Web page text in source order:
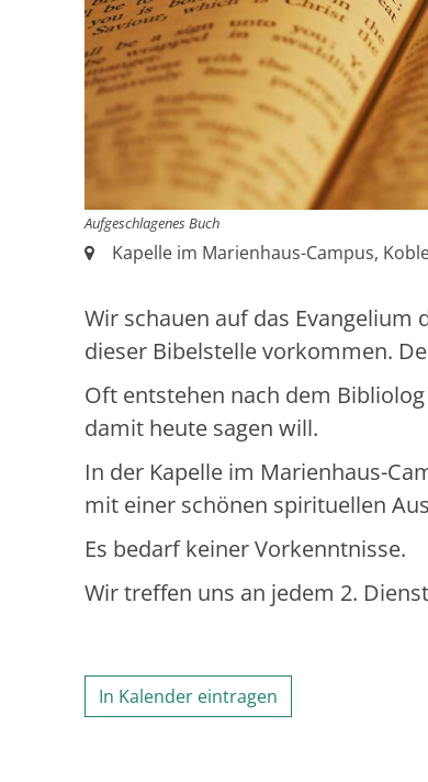
Aufgeschlagenes Buch
Ort:Kapelle im Marienhaus-Campus,
Wir schauen auf das Evangelium
dieser Bibelstelle vorkommen.
Oft entstehen nach dem
damit heute sagen will.
In der Kapelle im Marienhaus-
mit einer schönen spirituellen
Es bedarf keiner Vorkenntnisse.
Wir treffen uns an jedem 2.
In Kalender eintragen